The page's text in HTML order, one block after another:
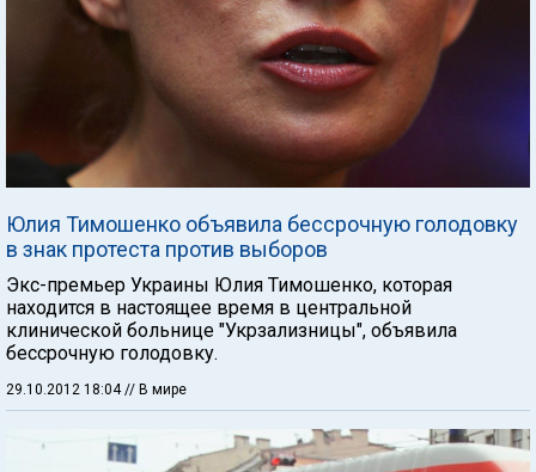
Юлия Тимошенко объявила бессрочную голодовку
в знак протеста против выборов
Экс-премьер Украины Юлия Тимошенко, которая
находится в настоящее время в центральной
клинической больнице "Укрзализницы", объявила
бессрочную голодовку.
29.10.2012 18:04// В мире